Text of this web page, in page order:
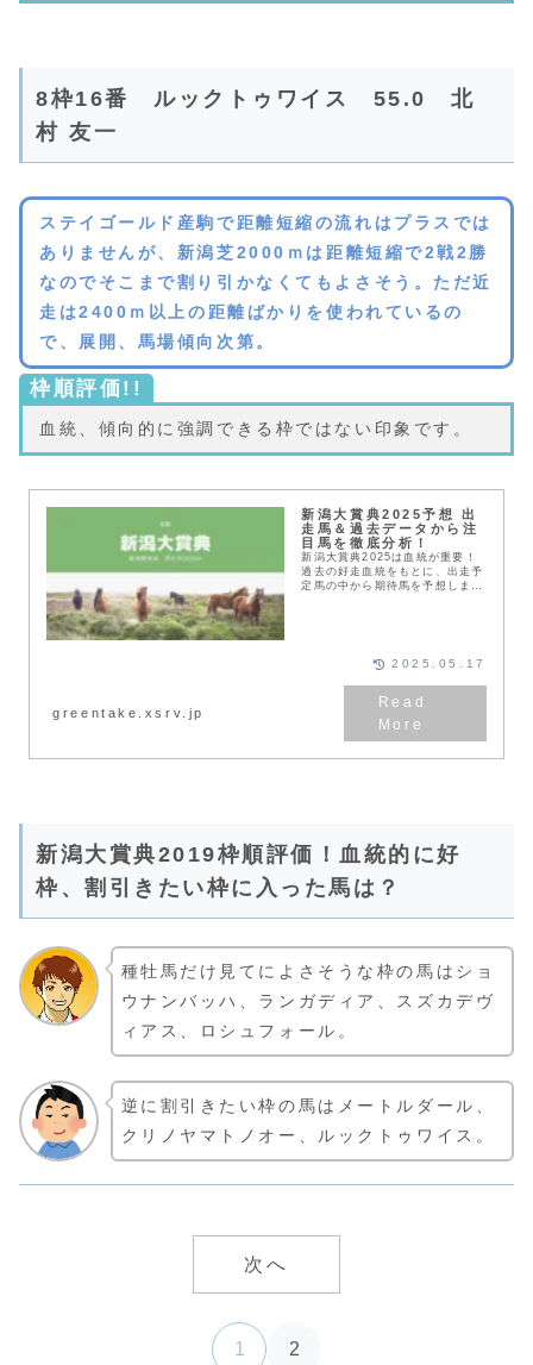
8枠16番 ルックトゥワイス 55.0 北
村 友一
ステイゴールド産駒で距離短縮の流れはプラスでは
ありませんが、新潟芝2000ｍは距離短縮で2戦2勝
なのでそこまで割り引かなくてもよさそう。ただ近
走は2400ｍ以上の距離ばかりを使われているの
で、展開、馬場傾向次第。
枠順評価!!
血統、傾向的に強調できる枠ではない印象です。
新潟大賞典2025予想 出
走馬＆過去データから注
目馬を徹底分析！
新潟大賞典2025は血統が重要！
過去の好走血統をもとに、出走予
定馬の中から期待馬を予想しま
greentake.xsrv.jp
2025.05.17
新潟大賞典2019枠順評価！血統的に好
枠、割引きたい枠に入った馬は？
種牡馬だけ見てによさそうな枠の馬はショ
ウナンバッハ、ランガディア、スズカデヴ
ィアス、ロシュフォール。
逆に割引きたい枠の馬はメートルダール、
クリノヤマトノオー、ルックトゥワイス。
次へ
1 2